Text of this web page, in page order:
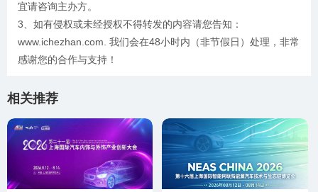
宜请咨询主办方。
3、如有侵权或未经授权不得转发的内容请您告知：
www.ichezhan.com. 我们会在48小时内（非节假日）处理，非常
感谢您的合作与支持！
相关推荐